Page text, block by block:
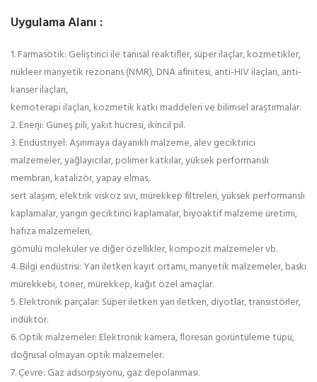
Uygulama Alanı :
1. Farmasötik: Geliştirici ile tanısal reaktifler, süper ilaçlar, kozmetikler,
nükleer manyetik rezonans (NMR), DNA afinitesi, anti-HIV ilaçları, anti-
kanser ilaçları,
kemoterapi ilaçları, kozmetik katkı maddeleri ve bilimsel araştırmalar.
2. Enerji: Güneş pili, yakıt hücresi, ikincil pil.
3. Endüstriyel: Aşınmaya dayanıklı malzeme, alev geciktirici
malzemeler, yağlayıcılar, polimer katkılar, yüksek performanslı
membran, katalizör, yapay elmas,
sert alaşım, elektrik viskoz sıvı, mürekkep filtreleri, yüksek performanslı
kaplamalar, yangın geciktirici kaplamalar, biyoaktif malzeme üretimi,
hafıza malzemeleri,
gömülü moleküler ve diğer özellikler, kompozit malzemeler vb.
4. Bilgi endüstrisi: Yarı iletken kayıt ortamı, manyetik malzemeler, baskı
mürekkebi, toner, mürekkep, kağıt özel amaçlar.
5. Elektronik parçalar: Süper iletken yarı iletken, diyotlar, transistörler,
indüktör.
6. Optik malzemeler: Elektronik kamera, floresan görüntüleme tüpü,
doğrusal olmayan optik malzemeler.
7. Çevre: Gaz adsorpsiyonu, gaz depolanması.